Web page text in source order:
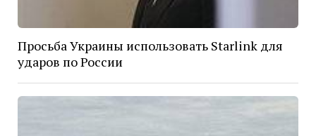
Просьба Украины использовать Starlink для
ударов по России